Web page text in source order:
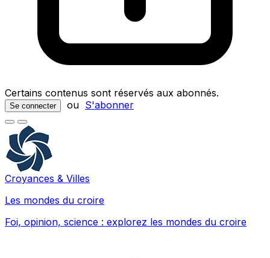
Certains contenus sont réservés aux abonnés.
Se connecter ou S'abonner
Croyances & Villes
Les mondes du croire
Foi, opinion, science : explorez les mondes du croire